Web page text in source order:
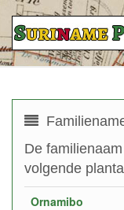
De
volgende
Ornamibo